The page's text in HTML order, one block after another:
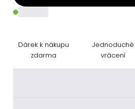
Dárek k nákupu
zdarma
Jednoduché
vrácení